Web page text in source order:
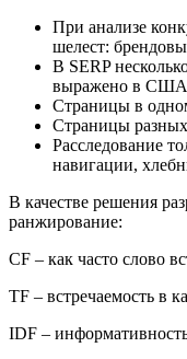
При анализе
шелест:
В SERP
выражено в
Страницы в
Страницы разных
Расследование
навигации,
В качестве решения
ранжирование:
CF – как часто слово
TF – встречаемость в
IDF –